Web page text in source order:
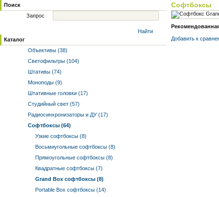
Поиск
Запрос
Найти
Каталог
Объективы (38)
Светофильтры (104)
Штативы (74)
Моноподы (9)
Штативные головки (17)
Студийный свет (57)
Радиосинхронизаторы и ДУ (17)
Софтбоксы (64)
Узкие софтбоксы (8)
Восьмиугольные софтбоксы (8)
Прямоугольные софтбоксы (8)
Квадратные софтбоксы (7)
Grand Box софтбоксы (8)
Portable Box софтбоксы (14)
Софтбоксы
Добавить к